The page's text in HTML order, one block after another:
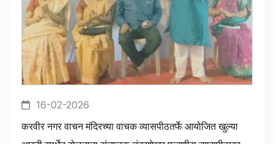
16-02-2026
करवीर नगर वाचन मंदिरच्या वाचक व्यासपीठतर्फे आयोजित खुल्या